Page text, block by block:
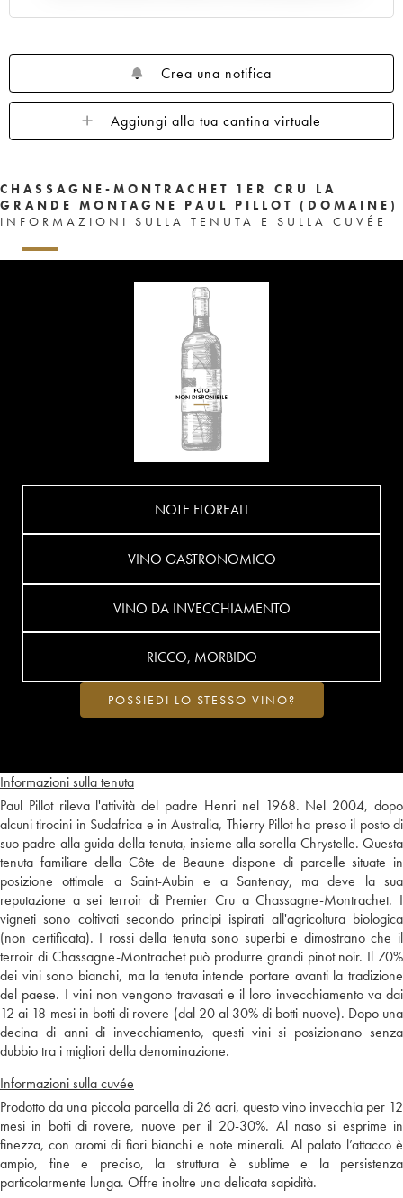
Crea una notifica
Aggiungi alla tua cantina virtuale
CHASSAGNE-MONTRACHET 1ER CRU LA
GRANDE MONTAGNE PAUL PILLOT (DOMAINE)
INFORMAZIONI SULLA TENUTA E SULLA CUVÉE
Informazioni sulla tenuta
Paul Pillot rileva l'attività del padre Henri nel 1968. Nel 2004, dopo
alcuni tirocini in Sudafrica e in Australia, Thierry Pillot ha preso il posto di
suo padre alla guida della tenuta, insieme alla sorella Chrystelle. Questa
tenuta familiare della Côte de Beaune dispone di parcelle situate in
posizione ottimale a Saint-Aubin e a Santenay, ma deve la sua
reputazione a sei terroir di Premier Cru a Chassagne-Montrachet. I
vigneti sono coltivati secondo principi ispirati all'agricoltura biologica
(non certificata). I rossi della tenuta sono superbi e dimostrano che il
terroir di Chassagne-Montrachet può produrre grandi pinot noir. Il 70%
dei vini sono bianchi, ma la tenuta intende portare avanti la tradizione
del paese. I vini non vengono travasati e il loro invecchiamento va dai
12 ai 18 mesi in botti di rovere (dal 20 al 30% di botti nuove). Dopo una
decina di anni di invecchiamento, questi vini si posizionano senza
dubbio tra i migliori della denominazione.
Informazioni sulla cuvée
Prodotto da una piccola parcella di 26 acri, questo vino invecchia per 12
mesi in botti di rovere, nuove per il 20-30%. Al naso si esprime in
finezza, con aromi di fiori bianchi e note minerali. Al palato l’attacco è
ampio, fine e preciso, la struttura è sublime e la persistenza
particolarmente lunga. Offre inoltre una delicata sapidità.
NOTE FLOREALI
VINO GASTRONOMICO
VINO DA INVECCHIAMENTO
RICCO, MORBIDO
POSSIEDI LO STESSO VINO?